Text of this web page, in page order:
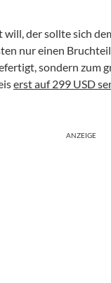
der sollte sich
nur einen
sondern zum
erst auf 299 USD
ANZEIGE